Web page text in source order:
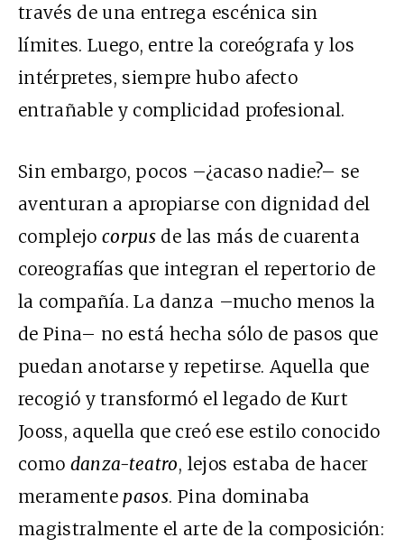
través de una entrega escénica sin
límites. Luego, entre la coreógrafa y los
intérpretes, siempre hubo afecto
entrañable y complicidad profesional.
Sin embargo, pocos –¿acaso nadie?– se
aventuran a apropiarse con dignidad del
complejocorpus de las más de cuarenta
coreografías que integran el repertorio de
la compañía. La danza –mucho menos la
de Pina– no está hecha sólo de pasos que
puedan anotarse y repetirse. Aquella que
recogió y transformó el legado de Kurt
Jooss, aquella que creó ese estilo conocido
como danza-teatro, lejos estaba de hacer
meramente pasos. Pina dominaba
magistralmente el arte de la composición: